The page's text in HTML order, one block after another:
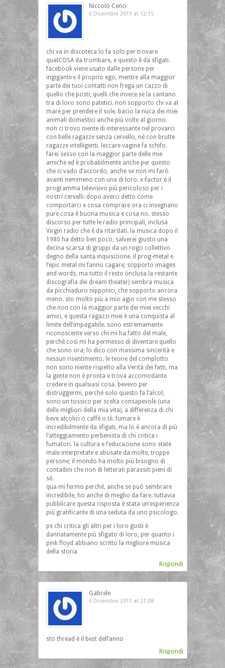
Niccolò Cenci
6 Dicembre 2011 at 12:15
chi va in discoteca lo fa solo per trovare
qualCOSA da trombare, e questo è da sfigati.
facebook viene usato dalle persone per
ingigantire il proprio ego, mentre alla maggior
parte dei tuoi contatti non frega un cazzo di
quello che posti; quelli che invece se la cantano
tra di loro sono patetici. non sopporto chi va al
mare per prendere il sole. bacio la nuca dei miei
animali domestici anche più volte al giorno.
non ci trovo niente di interessante nel provarci
con belle ragazze senza cervello, né con brutte
ragazze intelligenti. leccare vagine fa schifo.
farei sesso con la maggior parte delle mie
amiche ed è probabilmente anche per questo
che ci vado d’accordo, anche se non mi farò
avanti nemmeno con una di loro. x-factor è il
programma televisivo più pericoloso per i
nostri cervelli: dopo averci detto come
comportarci e cosa comprare ora ci insegnano
pure cosa è buona musica e cosa no. stesso
discorso per tutte le radio principali, inclusa
Virgin radio che è da ritardati. la musica dopo il
1980 ha detto ben poco, salverei giusto una
decina scarsa di gruppi da un rogo collettivo
degno della santa inquisizione. il prog-metal e
l’epic metal mi fanno cagare; sopporto images
and words, ma tutto il resto (inclusa la restante
discografia dei dream theater) sembra musica
da picchiaduro nipponici, che sopporto ancora
meno. sto molto più a mio agio con me stesso
che non con la maggior parte dei miei vecchi
amici, e questa ragazzi miei è una conquista al
limite dell’impagabile. sono estremamente
riconoscente verso chi mi ha fatto del male,
perché così mi ha permesso di diventare quello
che sono ora; lo dico con massima sincerità e
nessun risentimento. le teorie del complotto
non sono niente rispetto alla Verità dei fatti, ma
la gente non è pronta e trova accomodante
credere in qualsiasi cosa. bevevo per
distruggermi, perché solo questo fa l’alcol;
sono un tossico per scelta consapevole (una
delle migliori della mia vita), a differenza di chi
beve alcolici o caffè o tè. fumare è
incredibilmente da sfigati, ma lo è ancora di più
l’atteggiamento perbenista di chi critica i
fumatori. la cultura e l’educazione sono state
male interpretate e abusate da molte, troppe
persone; il mondo ha molto più bisogno di
contadini che non di letterati parassiti pieni di
sé.
qua mi fermo perché, anche se può sembrare
incredibile, ho anche di meglio da fare. tuttavia
pubblicare questa risposta è stata un’esperienza
più gratificante di una seduta da uno psicologo.
ps chi critica gli altri per i loro gusti è
dannatamente più sfigato di loro, per quanto i
pink floyd abbiano scritto la migliore musica
della storia
Rispondi
Gabrele
6 Dicembre 2011 at 21:08
sto thread è il best dell’anno
Rispondi